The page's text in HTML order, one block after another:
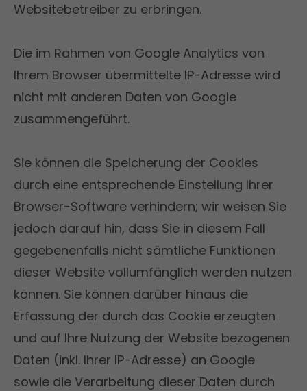
Websitebetreiber zu erbringen.
Die im Rahmen von Google Analytics von
Ihrem Browser übermittelte IP-Adresse wird
nicht mit anderen Daten von Google
zusammengeführt.
Sie können die Speicherung der Cookies
durch eine entsprechende Einstellung Ihrer
Browser-Software verhindern; wir weisen Sie
jedoch darauf hin, dass Sie in diesem Fall
gegebenenfalls nicht sämtliche Funktionen
dieser Website vollumfänglich werden nutzen
können. Sie können darüber hinaus die
Erfassung der durch das Cookie erzeugten
und auf Ihre Nutzung der Website bezogenen
Daten (inkl. Ihrer IP-Adresse) an Google
sowie die Verarbeitung dieser Daten durch